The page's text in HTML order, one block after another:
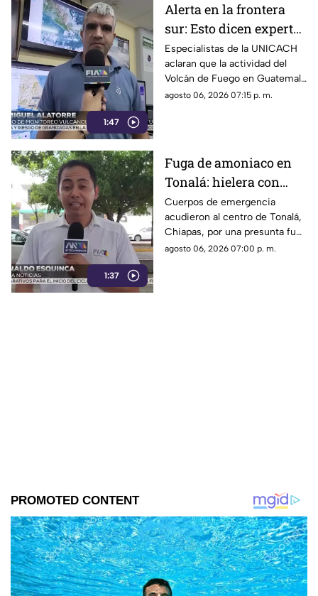
1:47
Alerta en la frontera
sur: Esto dicen expertos
sobre el Volcán de
Fuego y la ceniza en
Chiapas
Especialistas de la UNICACH
aclaran que la actividad del
Volcán de Fuego en Guatemala
no representa peligro para
agosto 06, 2026 07:15 p. m.
1:37
Fuga de amoniaco en
Tonalá: hielera con
material peligroso
genera movilización de
emergencia
Cuerpos de emergencia
acudieron al centro de Tonalá,
Chiapas, por una presunta fuga
de amoniaco en una hielería.
agosto 06, 2026 07:00 p. m.